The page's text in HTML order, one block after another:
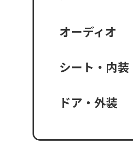
オーディオ
シート・内装
ドア・外装